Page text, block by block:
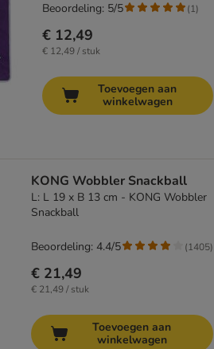
€ 12,49
€ 12,49 / stuk
Beoordeling: 5/5 (1)
Toevoegen aan
winkelwagen
KONG Wobbler Snackball
L: L 19 x B 13 cm - KONG Wobbler
Snackball
€ 21,49
€ 21,49 / stuk
Beoordeling: 4.4/5 (1405)
Toevoegen aan
winkelwagen